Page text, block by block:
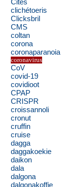
Cites
clichétoeris
Clicksbril
CMS
coltan
corona
coronaparanoia
coronavirus
CoV
covid-19
covidioot
CPAP
CRISPR
croissannoli
cronut
cruffin
cruise
dagga
daggakoekie
daikon
dala
dalgona
dalgonakoffie